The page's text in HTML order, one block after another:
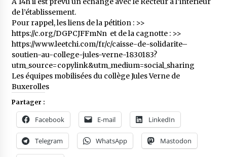
de l’établissement.
Pour rappel, les liens de la pétition : >>
https://c.org/DGPCJFFmNn et de la cagnotte : >>
https://www.leetchi.com/fr/c/caisse-de-solidarite–
soutien-au-college-jules-verne-1830183?
utm_source=copylink&utm_medium=social_sharing
Les équipes mobilisées du collège Jules Verne de
Buxerolles
Partager :
Facebook E-mail LinkedIn
Telegram WhatsApp Mastodon